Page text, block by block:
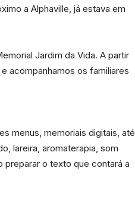
a Alphaville, já estava em
Jardim da Vida. A partir
acompanhamos os familiares
menus, memoriais digitais, até
lareira, aromaterapia, som
preparar o texto que contará a